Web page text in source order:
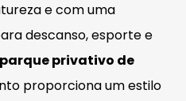
e com uma
descanso, esporte e
parque privativo de
proporciona um estilo